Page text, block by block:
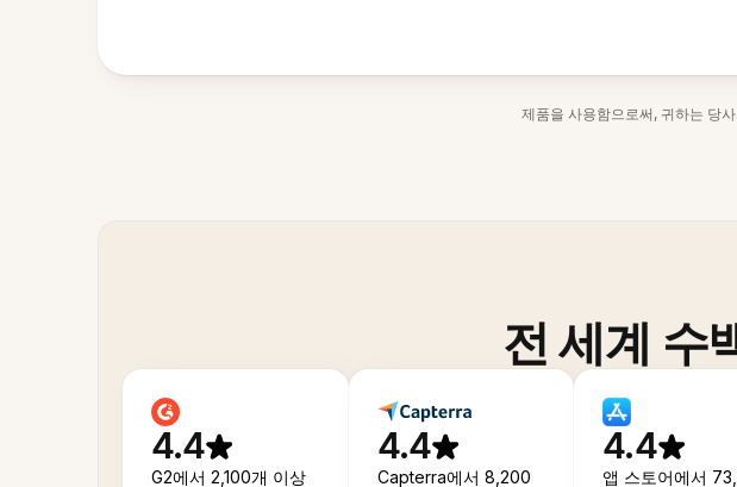
제품을 사용함으로써, 귀하는 당사
전 세계 수
4.4
G2에서 2,100개 이상
4.4
Capterra에서 8,200
4.4
앱 스토어에서